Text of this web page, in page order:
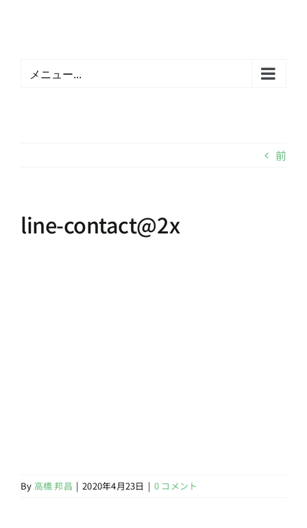
メニュー...
前
line-contact@2x
By 高橋 邦昌 | 2020年4月23日 | 0 コメント